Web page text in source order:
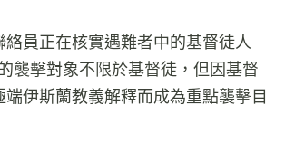
絡員正在核實遇難者中的基督徒人
襲擊對象不限於基督徒，但因基督
伊斯蘭教義解釋而成為重點襲擊目